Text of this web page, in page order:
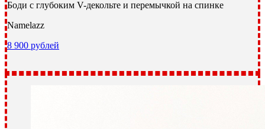
Боди c глубоким V-декольте и перемычкой на спинке
Namelazz
8 900 рублей